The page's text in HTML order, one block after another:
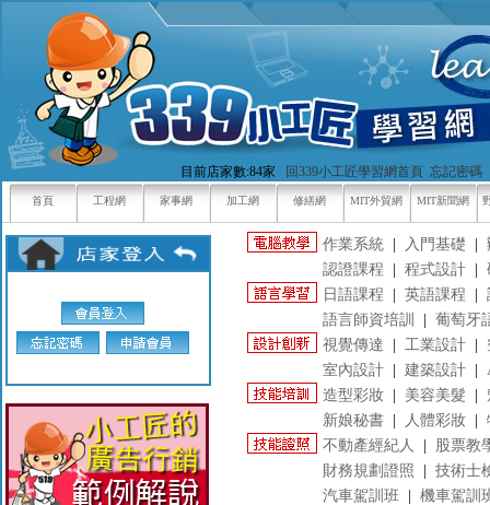
目前店家數:84家 回339小工匠學習網首頁 忘記密碼
首頁 工程網 家事網 加工網 修繕網 MIT外貿網 MIT新聞網
作業系統 入門基礎
認證課程
程式設計
日語課程
英語課程
語言師資培訓
葡萄牙
視覺傳達
工業設計
室內設計
建築設計
造型彩妝
美容美髮
新娘秘書
人體彩妝
不動產經紀人
股票教
財務規劃證照
技術士
汽車駕訓班
機車駕訓